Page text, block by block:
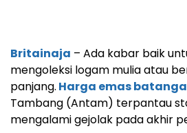
Britainaja – Ada kabar baik
mengoleksi logam mulia atau
panjang. Harga emas
Tambang (Antam) terpantau
mengalami gejolak pada akhir